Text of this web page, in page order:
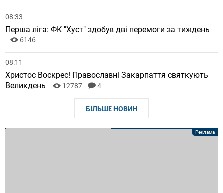
08:33
Перша ліга: ФК "Хуст" здобув дві перемоги за тиждень
6146
08:11
Христос Воскрес! Православні Закарпаття святкують
Великдень
12787 4
БІЛЬШЕ НОВИН